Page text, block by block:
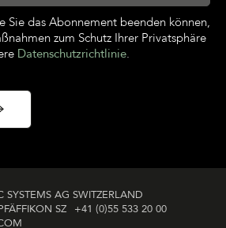
Sie das Abonnement beenden können,
zum Schutz Ihrer Privatsphäre
Datenschutzrichtlinie.
SYSTEMS AG SWITZERLAND
SZ
+41 (0)55 533 20 00